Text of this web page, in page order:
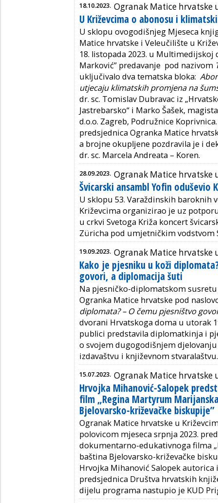
18.10.2023. Ogranak Matice hrvatske
U Križevcima o abonosu i
U sklopu ovogodišnjeg Mjeseca
Matice hrvatske i Veleučilište u
18. listopada 2023. u Multimedijskoj
Marković” predavanje pod nazivom
uključivalo dva tematska bloka:
utjecaju klimatskih promjena na
dr. sc. Tomislav Dubravac iz
Jastrebarsko“ i Marko Šašek,
d.o.o. Zagreb, Podružnice
predsjednica Ogranka Matice
a brojne okupljene pozdravila je i
dr. sc. Marcela Andreata – Koren.
28.09.2023. Ogranak Matice hrvatske
Švicarski ansambl Yofin oduševio
U sklopu 53. Varaždinskih baroknih
Križevcima organizirao je uz
u crkvi Svetoga Križa koncert
Züricha pod umjetničkim vodstvom
19.09.2023. Ogranak Matice hrvatske
Kako je pjesniku u koži
govori, a diplomacija šuti
Na pjesničko-diplomatskom
Ogranka Matice hrvatske pod
diplomata? – O čemu pjesništvo
dvorani Hrvatskoga doma u utorak
publici predstavila diplomatkinja i
o svojem dugogodišnjem
izdavaštvu i književnom stvaralaštvu.
15.07.2023. Ogranak Matice hrvatske
Hrvojka Mihanović-Salopek
film „Regina Martyrum
Bjelovarsko-križevačke biskupije”
Ogranak Matice hrvatske u
polovicom mjeseca srpnja 2023.
dokumentarno-edukativnoga filma
baština Bjelovarsko-križevačke
Hrvojka Mihanović Salopek
predsjednica Društva hrvatskih
dijelu programa nastupio je KUD